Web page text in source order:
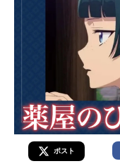
ポスト